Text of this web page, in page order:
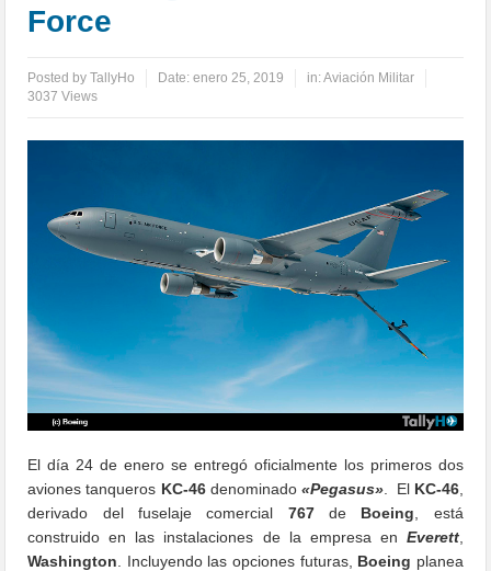
Force
Posted byTallyHo Date:enero 25, 2019 in:Aviación Militar
3037 Views
El día 24 de enero se entregó oficialmente los primeros dos
aviones tanqueros KC-46denominado «Pegasus». El KC-46,
derivado del fuselaje comercial 767de Boeing , está
construido en las instalaciones de la empresa en Everett,
Washington . Incluyendo las opciones futuras, Boeing planea